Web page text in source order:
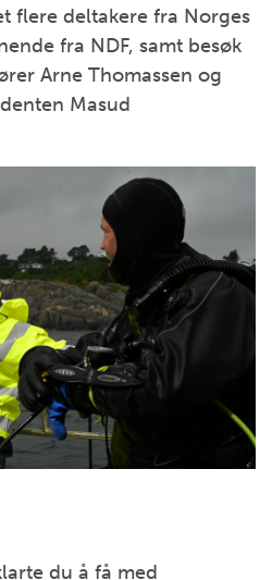
flere deltakere fra Norges
fra NDF, samt besøk
Arne Thomassen og
Masud
du å få med